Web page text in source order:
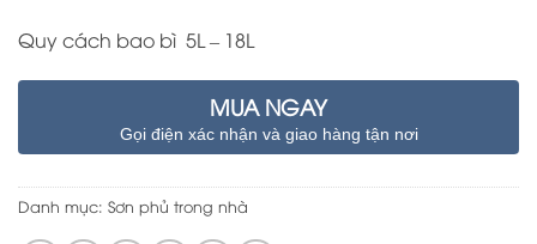
Quy cách bao bì 5L – 18L
MUA NGAY
Gọi điện xác nhận và giao hàng tận nơi
Danh mục: Sơn phủ trong nhà